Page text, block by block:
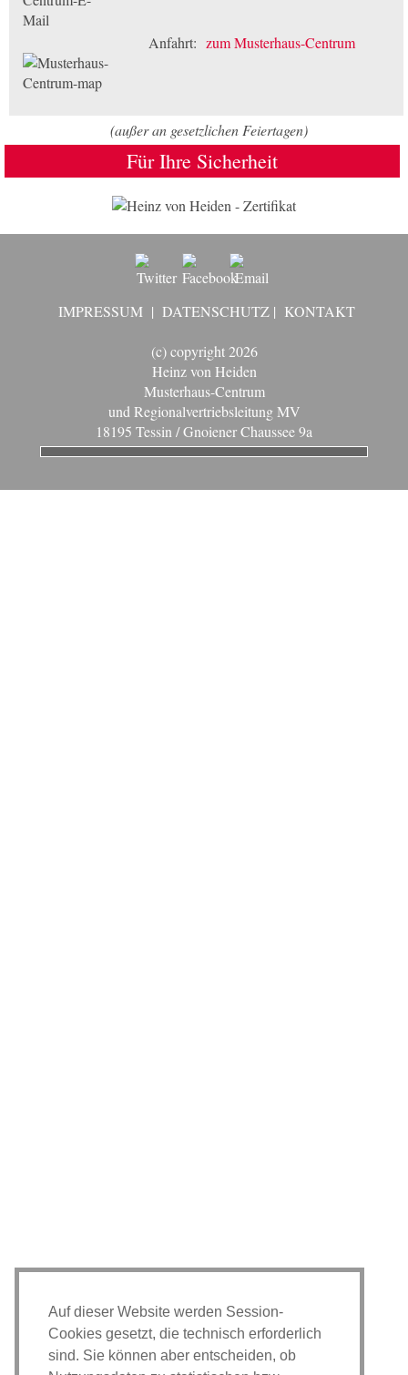
Auf dieser Website werden Session-
Cookies gesetzt, die technisch erforderlich
sind. Sie können aber entscheiden, ob
Anfahrt: zum Musterhaus-Centrum
(außer an gesetzlichen Feiertagen)
Für Ihre Sicherheit
IMPRESSUM| DATENSCHUTZ| KONTAKT
(c) copyright 2026
Heinz von Heiden
Musterhaus-Centrum
und Regionalvertriebsleitung MV
18195 Tessin / Gnoiener Chaussee 9a